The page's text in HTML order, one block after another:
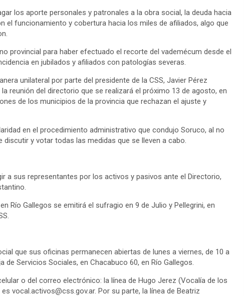
los aporte personales y patronales a la obra social, la deuda hacia
el funcionamiento y cobertura hacia los miles de afiliados, algo que
provincial para haber efectuado el recorte del vademécum desde el
en jubilados y afiliados con patologías severas.
unilateral por parte del presidente de la CSS, Javier Pérez
reunión del directorio que se realizará el próximo 13 de agosto, en
de los municipios de la provincia que rechazan el ajuste y
en el procedimiento administrativo que condujo Soruco, al no
y votar todas las medidas que se lleven a cabo.
a sus representantes por los activos y pasivos ante el Directorio,
Río Gallegos se emitirá el sufragio en 9 de Julio y Pellegrini, en
que sus oficinas permanecen abiertas de lunes a viernes, de 10 a
de Servicios Sociales, en Chacabuco 60, en Río Gallegos.
o del correo electrónico: la línea de Hugo Jerez (Vocalía de los
es vocal.activos@css.gov.ar. Por su parte, la línea de Beatriz